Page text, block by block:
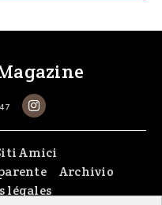
47
Amici
Archivio
légales